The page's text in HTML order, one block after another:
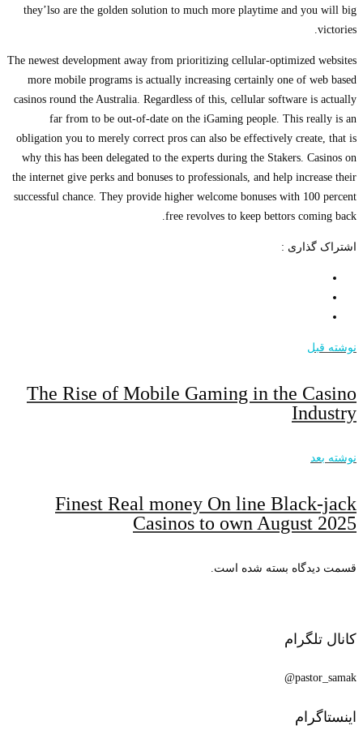
they’lso are the golden solution to much more playtime and you will big
victories.
The newest development away from prioritizing cellular-optimized websites
more mobile programs is actually increasing certainly one of web based
casinos round the Australia. Regardless of this, cellular software is actually
far from to be out-of-date on the iGaming people. This really is an
obligation you to merely correct pros can also be effectively create, that is
why this has been delegated to the experts during the Stakers. Casinos on
the internet give perks and bonuses to professionals, and help increase their
successful chance. They provide higher welcome bonuses with 100 percent
free revolves to keep bettors coming back.
اشتراک گذاری :
نوشته قبل
The Rise of Mobile Gaming in the Casino
Industry
نوشته بعد
Finest Real money On line Black-jack
Casinos to own August 2025
قسمت دیدگاه بسته شده است.
کانال تلگرام
pastor_samak@
اینستاگرام